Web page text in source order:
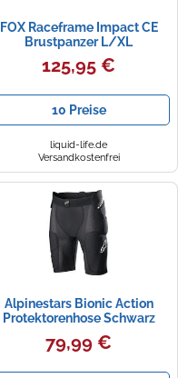
FOX Raceframe Impact CE
Brustpanzer L/XL
125,95 €
10 Preise
liquid-life.de
Versandkostenfrei
Alpinestars Bionic Action
Protektorenhose Schwarz
79,99 €